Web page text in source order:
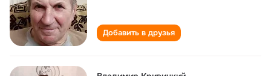
Добавить в друзья